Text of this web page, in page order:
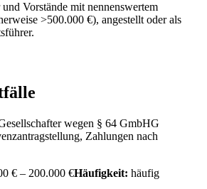
Vorstände mit nennenswertem
>500.000 €), angestellt oder als
wegen § 64 GmbHG
Zahlungen nach
€ – 200.000 €Häufigkeit: häufig